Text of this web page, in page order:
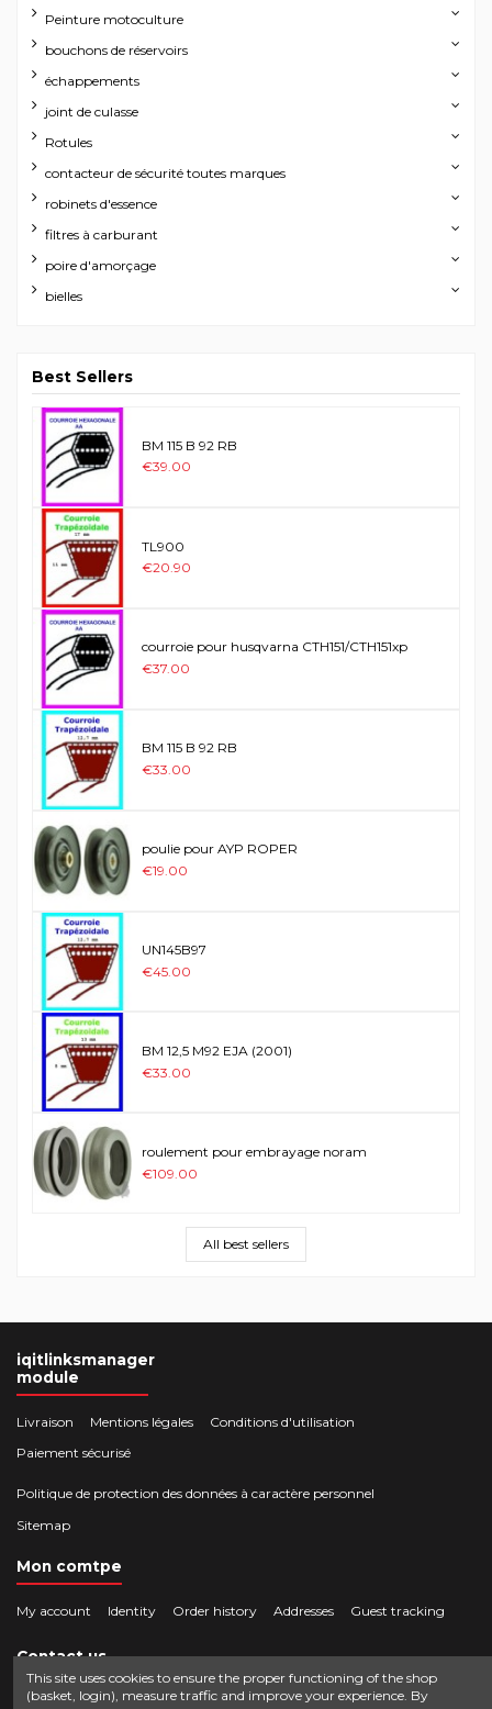
Peinture motoculture
bouchons de réservoirs
échappements
joint de culasse
Rotules
contacteur de sécurité toutes marques
robinets d'essence
filtres à carburant
poire d'amorçage
bielles
Best Sellers
BM 115 B 92 RB
€39.00
TL900
€20.90
courroie pour husqvarna CTH151/CTH151xp
€37.00
BM 115 B 92 RB
€33.00
poulie pour AYP ROPER
€19.00
UN145B97
€45.00
BM 12,5 M92 EJA (2001)
€33.00
roulement pour embrayage noram
€109.00
All best sellers
iqitlinksmanager
module
Livraison Mentions légales
Conditions d'utilisation
Paiement sécurisé
Politique de protection des données à caractère personnel
Sitemap
Mon comtpe
My account Identity Order history Addresses Guest tracking
Contact us
Crocbois-motoculture.com
This site uses cookies to ensure the proper functioning of the shop
(basket, login), measure traffic and improve your experience. By